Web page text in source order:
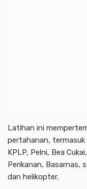
Latihan ini
pertahanan, termasuk
KPLP, Pelni, Bea
Perikanan, Basarnas,
dan helikopter.